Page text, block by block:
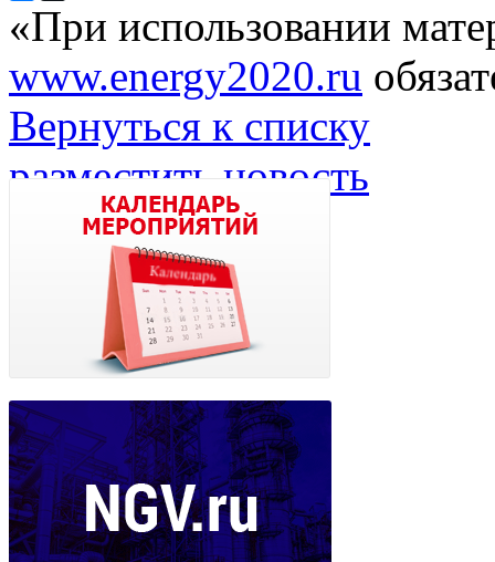
«При использовании
www.energy2020.ru
Вернуться к списку
разместить новость